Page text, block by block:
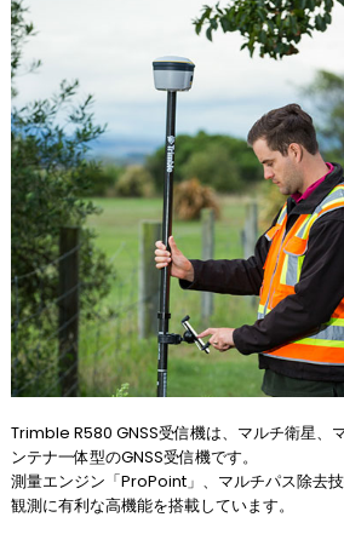
Trimble R580 GNSS受信機は、マルチ衛星、
ンテナ一体型のGNSS受信機です。
測量エンジン「ProPoint」、マルチパス除去
観測に有利な高機能を搭載しています。